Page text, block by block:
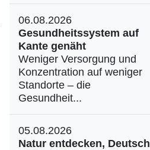
06.08.2026
Gesundheitssystem auf
Kante genäht
Weniger Versorgung und
Konzentration auf weniger
Standorte – die
Gesundheit...
05.08.2026
Natur entdecken, Deutsch